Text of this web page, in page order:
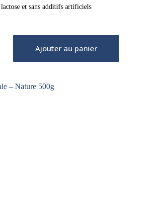
et sans additifs artificiels
Ajouter au panier